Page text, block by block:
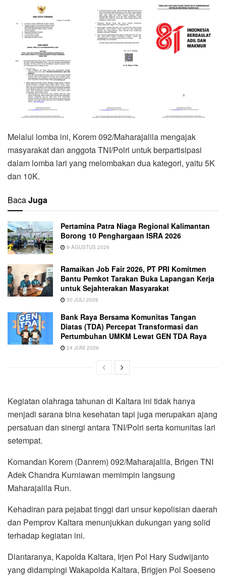
Melalui lomba ini, Korem 092/Maharajalila mengajak
masyarakat dan anggota TNI/Polri untuk berpartisipasi
dalam lomba lari yang melombakan dua kategori, yaitu 5K
dan 10K.
BacaJuga
Pertamina Patra Niaga Regional Kalimantan
Borong 10 Penghargaan ISRA 2026
9 AGUSTUS 2026
Ramaikan Job Fair 2026, PT PRI Komitmen
Bantu Pemkot Tarakan Buka Lapangan Kerja
untuk Sejahterakan Masyarakat
30 JULI 2026
Bank Raya Bersama Komunitas Tangan
Diatas (TDA) Percepat Transformasi dan
Pertumbuhan UMKM Lewat GEN TDA Raya
24 JUNI 2026
Kegiatan olahraga tahunan di Kaltara ini tidak hanya
menjadi sarana bina kesehatan tapi juga merupakan ajang
persatuan dan sinergi antara TNI/Polri serta komunitas lari
setempat.
Komandan Korem (Danrem) 092/Maharajalila, Brigen TNI
Adek Chandra Kurniawan memimpin langsung
Maharajalila Run.
Kehadiran para pejabat tinggi dari unsur kepolisian daerah
dan Pemprov Kaltara menunjukkan dukungan yang solid
terhadap kegiatan ini.
Diantaranya, Kapolda Kaltara, Irjen Pol Hary Sudwijanto
yang didampingi Wakapolda Kaltara, Brigjen Pol Soeseno